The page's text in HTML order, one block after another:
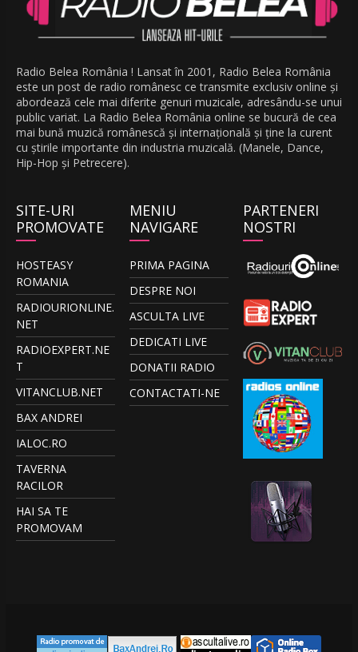
Radio Belea România ! Lansat în 2001, Radio Belea România
este un post de radio românesc ce transmite exclusiv online și
abordează cele mai diferite genuri muzicale, adresându-se unui
public variat. La Radio Belea România online se bucură de cea
mai bună muzică românescă și internațională și ține la curent
cu știrile importante din industria muzicală. (Manele, Dance,
Hip-Hop și Petrecere).
SITE-URI
PROMOVATE
HOSTEASY
ROMANIA
RADIOURIONLINE.
NET
RADIOEXPERT.NE
T
VITANCLUB.NET
BAX ANDREI
IALOC.RO
TAVERNA
RACILOR
HAI SA TE
PROMOVAM
MENIU
NAVIGARE
PRIMA PAGINA
DESPRE NOI
ASCULTA LIVE
DEDICATI LIVE
DONATII RADIO
CONTACTATI-NE
PARTENERI
NOSTRI